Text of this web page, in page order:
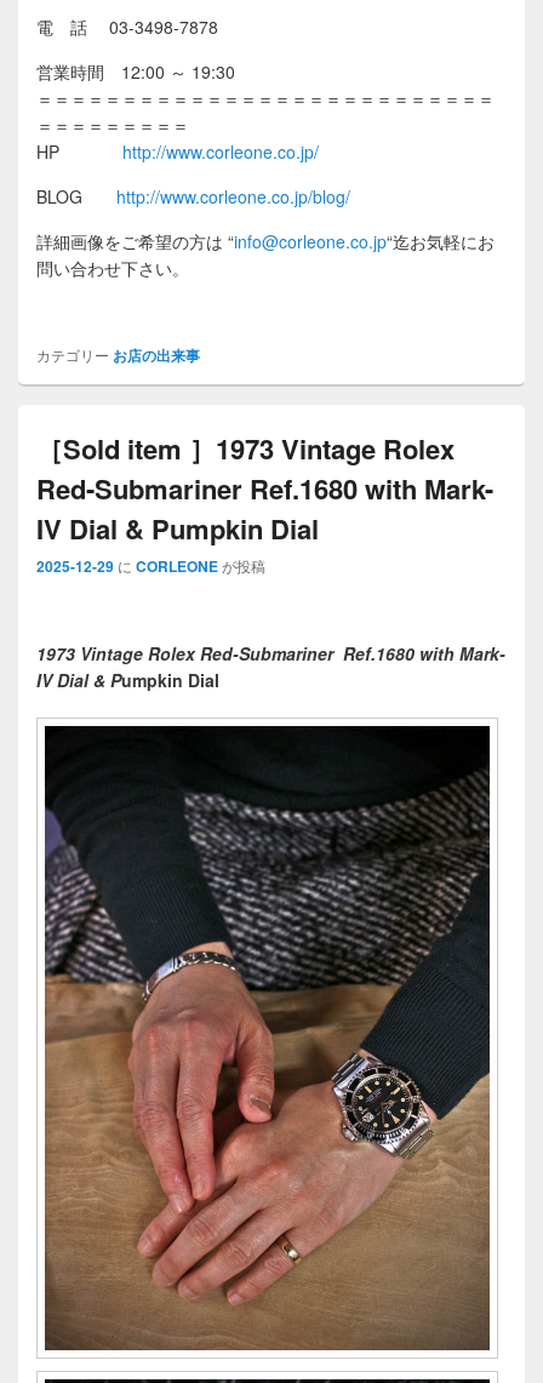
電 話 03-3498-7878
営業時間 12:00 ～ 19:30
＝＝＝＝＝＝＝＝＝＝＝＝＝＝＝＝＝＝＝＝＝＝＝＝＝＝＝
＝＝＝＝＝＝＝＝＝
HP
http://www.corleone.co.jp/
BLOG http://www.corleone.co.jp/blog/
詳細画像をご希望の方は “info@corleone.co.jp“迄お気軽にお
問い合わせ下さい。
カテゴリー お店の出来事
［Sold item ］1973 Vintage Rolex
Red-Submariner Ref.1680 with Mark-
IV Dial & Pumpkin Dial
2025-12-29 に CORLEONEが投稿
1973 Vintage Rolex Red-Submariner Ref.1680 with Mark-
IV Dial & Pumpkin Dial